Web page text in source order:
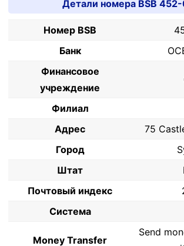
Детали номера BSB
Номер BSB
Банк
Финансовое
учреждение
Филиал
Адрес
75
Город
Штат
Почтовый индекс
Система
Money Transfer
Send